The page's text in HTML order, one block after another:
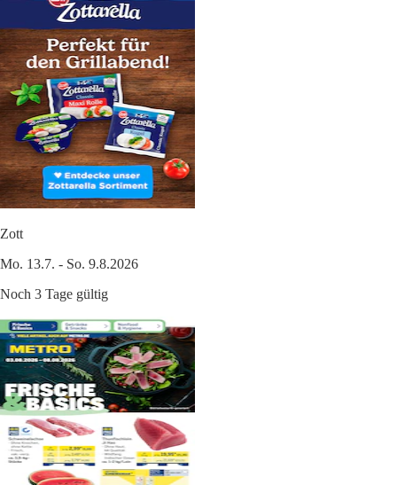
Zott
Mo. 13.7. - So. 9.8.2026
Noch 3 Tage gültig